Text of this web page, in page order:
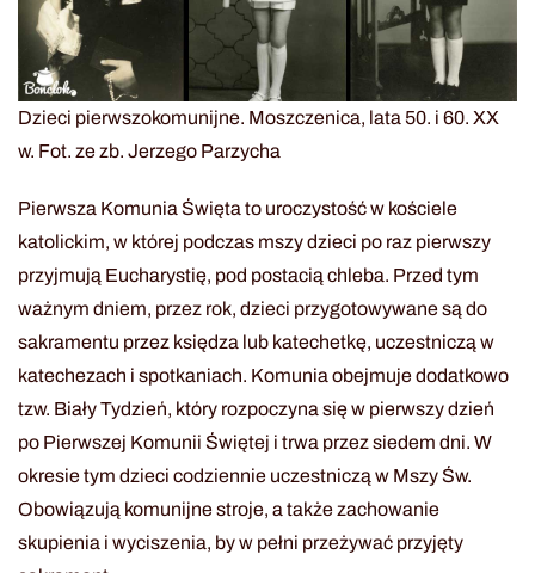
Dzieci pierwszokomunijne. Moszczenica, lata 50. i 60. XX
w. Fot. ze zb. Jerzego Parzycha
Pierwsza Komunia Święta to uroczystość w kościele
katolickim, w której podczas mszy dzieci po raz pierwszy
przyjmują Eucharystię, pod postacią chleba. Przed tym
ważnym dniem, przez rok, dzieci przygotowywane są do
sakramentu przez księdza lub katechetkę, uczestniczą w
katechezach i spotkaniach. Komunia obejmuje dodatkowo
tzw. Biały Tydzień, który rozpoczyna się w pierwszy dzień
po Pierwszej Komunii Świętej i trwa przez siedem dni. W
okresie tym dzieci codziennie uczestniczą w Mszy Św.
Obowiązują komunijne stroje, a także zachowanie
skupienia i wyciszenia, by w pełni przeżywać przyjęty